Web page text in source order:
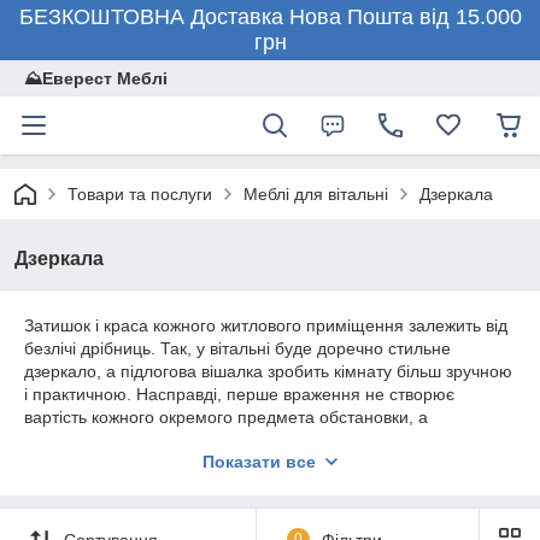
БЕЗКОШТОВНА Доставка Нова Пошта від 15.000
грн
⛰️Еверест Меблі
Товари та послуги Меблі для вітальні Дзеркала
Дзеркала
Затишок і краса кожного житлового приміщення залежить від
безлічі дрібниць. Так, у вітальні буде доречно стильне
дзеркало, а підлогова вішалка зробить кімнату більш зручною
і практичною. Насправді, перше враження не створює
вартість кожного окремого предмета обстановки, а
Компания по производству экологически безопасной мебели
Показати все